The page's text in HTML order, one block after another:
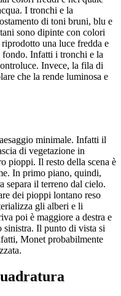
I tronchi e la
di toni bruni, blu e
sono dipinte con colori
una luce fredda e
Infatti i tronchi e la
Invece, la fila di
che la rende luminosa e
minimale. Infatti il
di vegetazione in
pioppi. Il resto della scena è
In primo piano, quindi,
separa il terreno dal cielo.
dei pioppi lontano reso
gli alberi e li
poi è maggiore a destra e
sinistra. Il punto di vista si
Monet probabilmente